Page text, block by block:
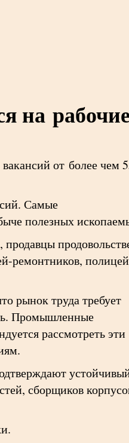
на
от более чем
Самые
полезных
ремонтников,
рынок труда требует
Промышленные
рассмотреть эти
сборщиков